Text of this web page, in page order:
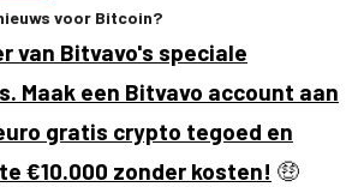
voor Bitcoin?
van Bitvavo's speciale
Maak een Bitvavo account aan
gratis crypto tegoed en
€10.000 zonder kosten! 🤑